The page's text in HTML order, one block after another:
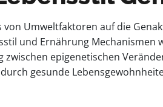
von Umweltfaktoren auf die
und Ernährung Mechanismen
zwischen epigenetischen
gesunde